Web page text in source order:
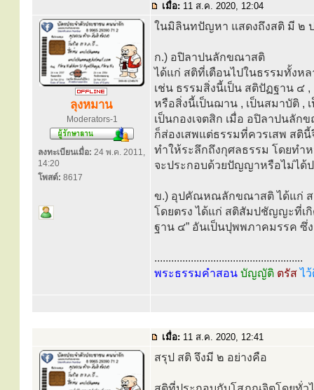
เมื่อ: 11 ส.ค. 2020, 12:04
ลุงหมาน
Moderators-1
ลงทะเบียนเมื่อ: 24 พ.ค. 2011,
14:20
โพสต์: 8617
ในมิลินทปัญหา แสดงถึงสติ มี ๒
ก.) อปิลาปนลักขณาสติ
ได้แก่ สติที่เตือนไปในธรรมทั้งห
เช่น ธรรมสิ่งนี้เป็น สติปัฏฐาน ๔
หรือสิ่งนี้เป็นฌาน , เป็นสมาบัติ ,
เป็นกองเจตสิก เมื่อ อปิลาปนลัก
ก็ส่องเสพแต่ธรรมที่ควรเสพ สติ
ทำให้ระลึกถึงกุศลธรรม โดยท
จะประกอบด้วยปัญญาหรือไม่ได้
ข.) อุปคัณหณลักขณาสติ ได้แก่ ส
โดยตรง ได้แก่ สติสัมปชัญญะที่เกิ
ฐาน ๔” อันเป็นปุพพภาคมรรค ซึ่
.....................................................
พระธรรมคำสอน บัญญัติ ตรัสไ
เมื่อ: 11 ส.ค. 2020, 12:41
สรุป สติ จึงมี ๒ อย่างคือ